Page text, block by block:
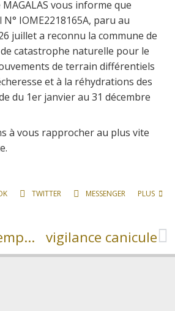
vous informe que
IOME2218165A, paru au
juillet a reconnu la commune de
de catastrophe naturelle pour le
de terrain différentiels
et à la réhydrations des
du 1er janvier au 31 décembre
à vous rapprocher au plus vite
TWITTER MESSENGER PLUS
Inscription temps périscolaires (restauration scolaire et accueil matin et soir) vigilance canicule